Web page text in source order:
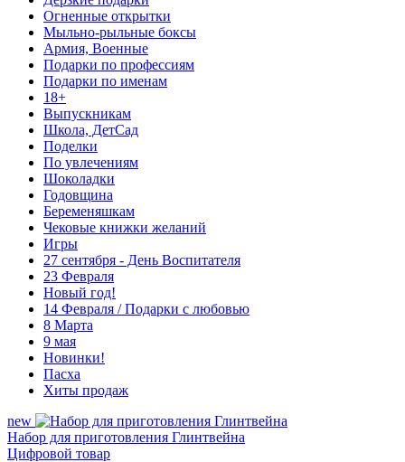
Огненные открытки
Мыльно-рыльные боксы
Армия, Военные
Подарки по профессиям
Подарки по именам
18+
Выпускникам
Школа, ДетСад
Поделки
По увлечениям
Шоколадки
Годовщина
Беременяшкам
Чековые книжки желаний
Игры
27 сентября - День Воспитателя
23 Февраля
Новый год!
14 Февраля / Подарки с любовью
8 Марта
9 мая
Новинки!
Пасха
Хиты продаж
new
Набор для приготовления Глинтвейна
Цифровой товар